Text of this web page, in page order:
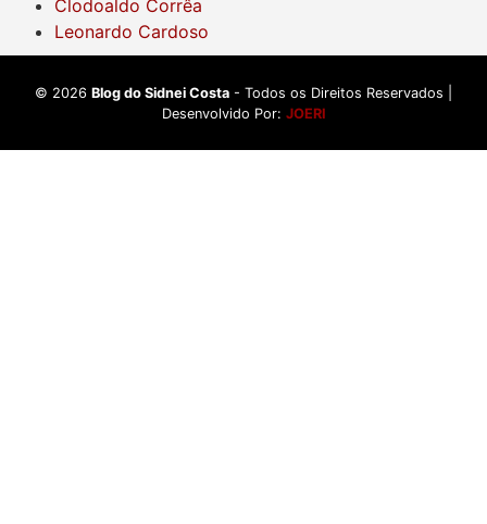
Clodoaldo Corrêa
Leonardo Cardoso
© 2026 Blog do Sidnei Costa - Todos os Direitos Reservados |
Desenvolvido Por: JOERI